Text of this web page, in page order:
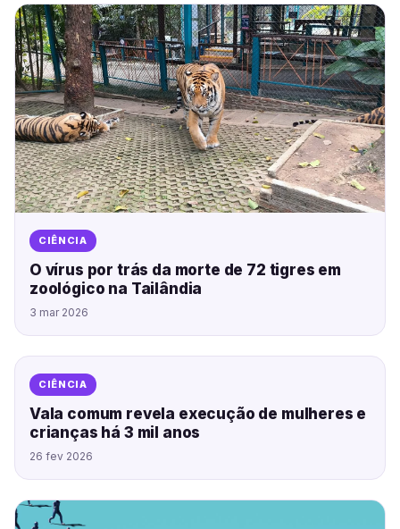
CIÊNCIA
O vírus por trás da morte de 72 tigres em
zoológico na Tailândia
3 mar 2026
CIÊNCIA
Vala comum revela execução de mulheres e
crianças há 3 mil anos
26 fev 2026